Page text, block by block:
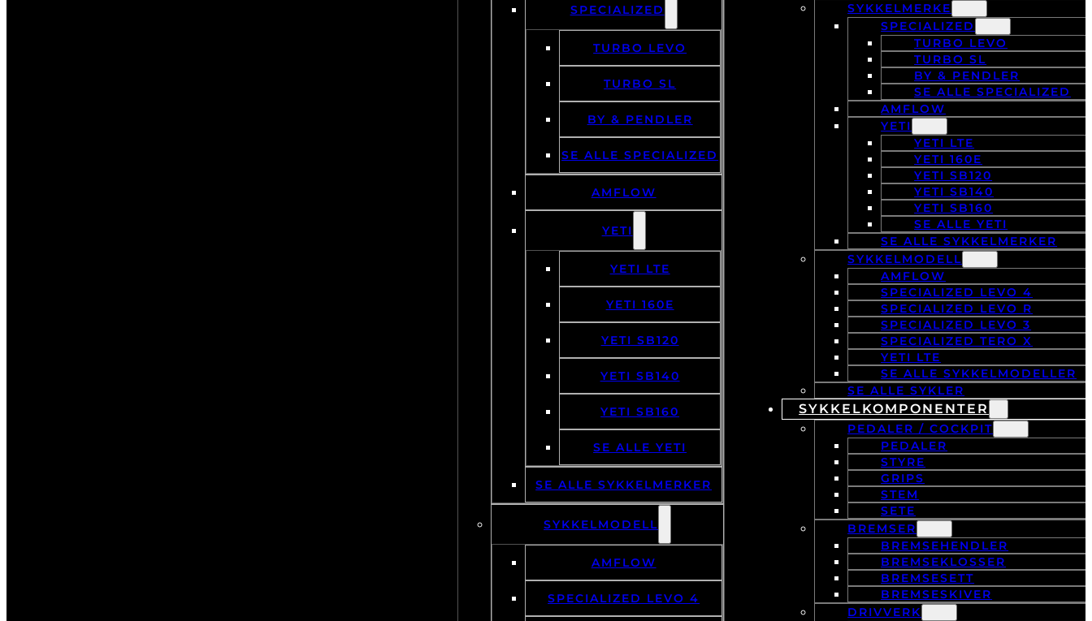
SPECIALIZED
TURBO LEVO
TURBO SL
BY & PENDLER
SE ALLE SPECIALIZED
AMFLOW
YETI
YETI LTE
YETI 160E
YETI SB120
YETI SB140
YETI SB160
SE ALLE YETI
SE ALLE SYKKELMERKER
SYKKELMODELL
AMFLOW
SPECIALIZED LEVO 4
SYKKELMERKE
SPECIALIZED
TURBO LEVO
TURBO SL
BY & PENDLER
SE ALLE SPECIALIZED
AMFLOW
YETI
YETI LTE
YETI 160E
YETI SB120
YETI SB140
YETI SB160
SE ALLE YETI
SE ALLE SYKKELMERKER
SYKKELMODELL
AMFLOW
SPECIALIZED LEVO 4
SPECIALIZED LEVO R
SPECIALIZED LEVO 3
SPECIALIZED TERO X
YETI LTE
SE ALLE SYKKELMODELLER
SE ALLE SYKLER
SYKKELKOMPONENTER
PEDALER / COCKPIT
PEDALER
STYRE
GRIPS
STEM
SETE
BREMSER
BREMSEHENDLER
BREMSEKLOSSER
BREMSESETT
BREMSESKIVER
DRIVVERK